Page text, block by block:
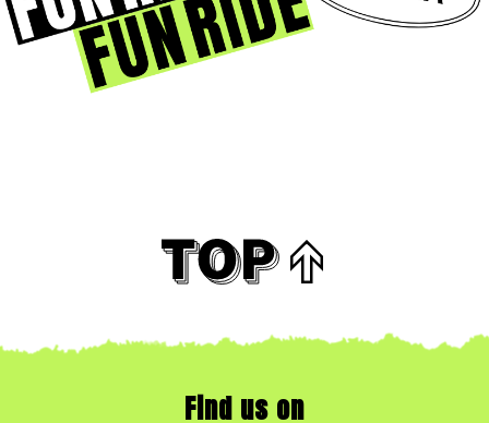
Find us on